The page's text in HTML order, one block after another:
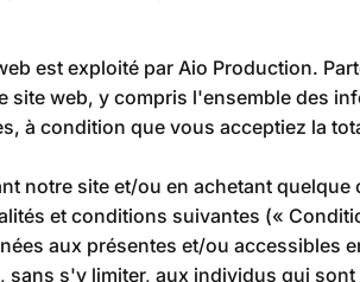
est exploité par Aio Production.
site web, y compris l'ensemble des
à condition que vous acceptiez la
notre site et/ou en achetant
et conditions suivantes («
aux présentes et/ou accessibles
sans s'y limiter, aux individus qui